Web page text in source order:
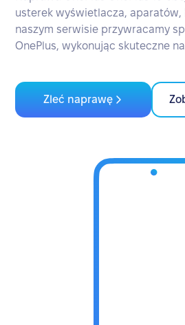
usterek wyświetlacza, aparatów,
naszym serwisie przywracamy
OnePlus, wykonując skuteczne
Zleć naprawę